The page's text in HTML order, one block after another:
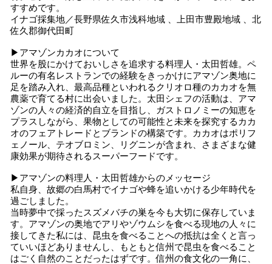
すすめです。
イナゴ採集地／長野県佐久市浅科地域 、上田市豊殿地域 、北
佐久郡御代田町
▶アマゾンカカオについて
世界を股にかけておいしさを追求する料理人・太田哲雄。ペ
ルーの有名レストランでの経験をきっかけにアマゾン奥地に
足を踏み入れ、最高品種といわれるクリオロ種のカカオを無
農薬で育てる村に出会いました。太田シェフの活動は、アマ
ゾンの人々の経済的自立を目指し、ガストロノミーの知恵を
プラスしながら、果物としての可能性と未来を探究するカカ
オのフェアトレードとブランドの構築です。カカオはポリフ
ェノール、テオブロミン、リグニンが含まれ、さまざまな健
康効果が期待されるスーパーフードです。
▶アマゾンの料理人・太田哲雄からのメッセージ
私自身、故郷の白馬村でイナゴや蜂を追いかける少年時代を
過ごしました。
当時夢中で採ったスズメバチの巣を今も大切に保存していま
す。アマゾンの奥地でアリやゾウムシを食べる現地の人々に
接してきた私には、昆虫を食べることへの抵抗は全くと言っ
ていいほどありませんし、もともと信州で昆虫を食べること
はごく自然のことだったはずです。信州の食文化の一角に、